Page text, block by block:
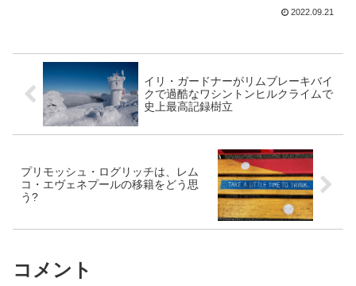
ネプールも襲われたらしいけど、今回は
Trek-Segafredoのバウケ・モレマが餌食
2022.09.21
イリ・ガードナーがリムブレーキバイ
クで過酷なワシントンヒルクライムで
史上最高記録樹立
プリモッシュ・ログリッチは、レム
コ・エヴェネプールの移籍をどう思
う?
コメント